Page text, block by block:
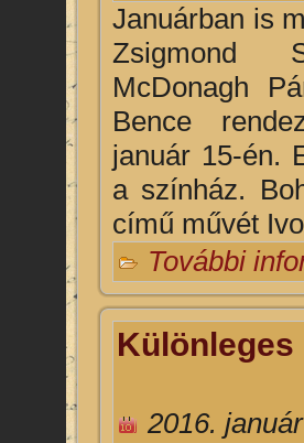
Januárban is
Zsigmond
McDonagh
Bence
január 15-én.
a színház.
című művét
További
Különleges
2016.